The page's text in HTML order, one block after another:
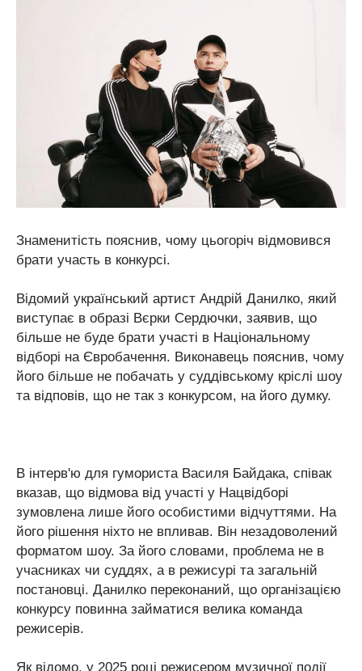
Знаменитість пояснив, чому цьогоріч відмовився
брати участь в конкурсі.
Відомий український артист Андрій Данилко, який
виступає в образі Вєрки Сердючки, заявив, що
більше не буде брати участі в Національному
відборі на Євробачення. Виконавець пояснив, чому
його більше не побачать у суддівському кріслі шоу
та відповів, що не так з конкурсом, на його думку.
В інтерв'ю для гумориста Василя Байдака, співак
вказав, що відмова від участі у Нацвідборі
зумовлена лише його особистими відчуттями. На
його рішення ніхто не впливав. Він незадоволений
форматом шоу. За його словами, проблема не в
учасниках чи суддях, а в режисурі та загальній
постановці. Данилко переконаний, що організацією
конкурсу повинна займатися велика команда
режисерів.
Як відомо, у 2025 році режисером музичної події